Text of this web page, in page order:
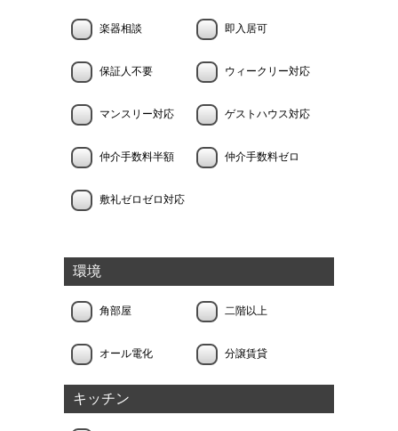
楽器相談 即入居可
保証人不要 ウィークリー対応
マンスリー対応 ゲストハウス対応
仲介手数料半額 仲介手数料ゼロ
敷礼ゼロゼロ対応
環境
角部屋 二階以上
オール電化 分譲賃貸
キッチン